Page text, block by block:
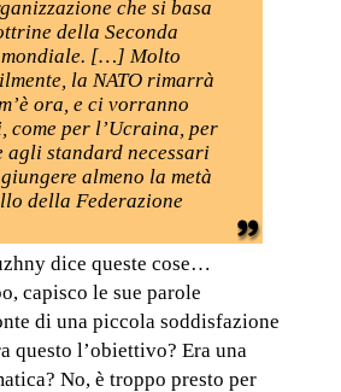
che si basa
della Seconda
[…] Molto
la NATO rimarrà
ora, e ci vorranno
come per l’Ucraina, per
agli standard necessari
almeno la metà
della Federazione
dice queste cose…
capisco le sue parole
di una piccola soddisfazione
questo l’obiettivo? Era una
No, è troppo presto per